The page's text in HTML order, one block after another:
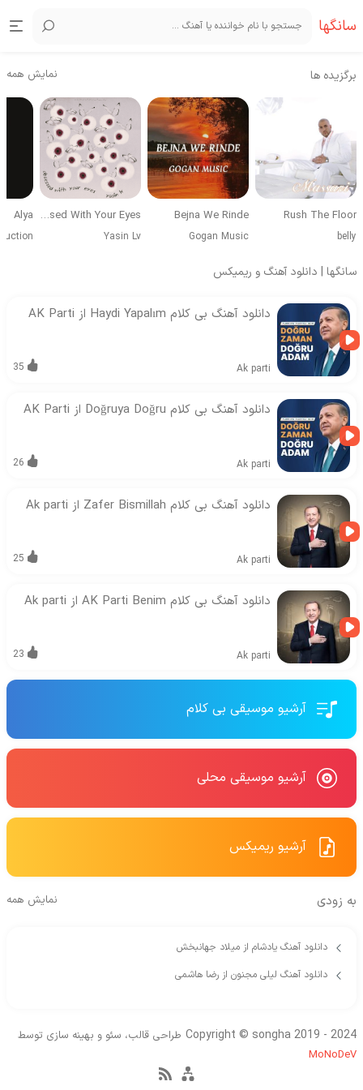
سانگها
برگزیده ها نمایش همه
Rush The Floor
belly
Bejna We Rinde
Gogan Music
Obsessed With Your Eyes
Yasin Lv
Alya
سانگها | دانلود آهنگ و ریمیکس
دانلود آهنگ بی کلام Haydi Yapalım از AK Parti
Ak parti
35
دانلود آهنگ بی کلام Doğruya Doğru از AK Parti
Ak parti
26
دانلود آهنگ بی کلام Zafer Bismillah از Ak parti
Ak parti
25
دانلود آهنگ بی کلام AK Parti Benim از Ak parti
Ak parti
23
آرشیو موسیقی بی کلام
آرشیو موسیقی محلی
آرشیو ریمیکس
به زودی نمایش همه
دانلود آهنگ یادشام از میلاد جهانبخش
دانلود آهنگ لیلی مجنون از رضا هاشمی
Copyright © songha 2019 - 2024 طراحی قالب، سئو و بهینه سازی توسط
MoNoDeV